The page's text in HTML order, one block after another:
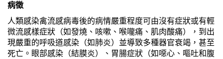
病徵
人類感染禽流感病毒後的病情嚴重程度可由沒有症狀或有輕
微流感樣症狀（如發燒、咳嗽、喉嚨痛、肌肉酸痛），到出
現嚴重的呼吸道感染（如肺炎）並導致多種器官衰竭，甚至
死亡。眼部感染（結膜炎）、胃腸症狀（如噁心、嘔吐和腹